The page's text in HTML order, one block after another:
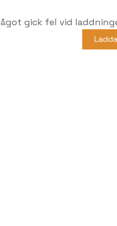
gick fel vid